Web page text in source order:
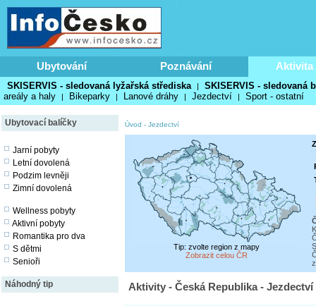
Ubytování Poznávání Aktivita
SKISERVIS - sledovaná lyžařská střediska |
SKISERVIS - sledovaná
areály a haly
| Bikeparky | Lanové dráhy | Jezdectví | Sport - ostatní
Ubytovací balíčky
Jarní pobyty
Letní dovolená
Podzim levněji
Zimní dovolená
Wellness pobyty
Aktivní pobyty
Romantika pro dva
S dětmi
Senioři
Náhodný tip
Úvod - Jezdectví
Tip: zvolte region z mapy
Zobrazit celou ČR
Aktivity - Česká Republika - Jezdectví